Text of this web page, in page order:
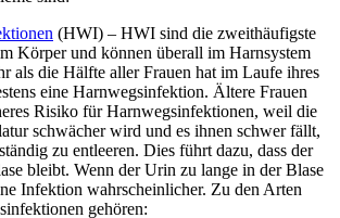
(HWI) – HWI sind die zweithäufigste
Körper und können überall im Harnsystem
als die Hälfte aller Frauen hat im Laufe ihres
eine Harnwegsinfektion. Ältere Frauen
Risiko für Harnwegsinfektionen, weil die
schwächer wird und es ihnen schwer fällt,
zu entleeren. Dies führt dazu, dass der
bleibt. Wenn der Urin zu lange in der Blase
Infektion wahrscheinlicher. Zu den Arten
gehören: